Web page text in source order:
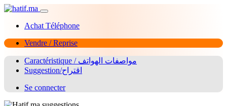
Achat Téléphone
Vendre / Reprise
Caractéristique / مواصفات الهواتف
Suggestion/اقتراح
Se connecter